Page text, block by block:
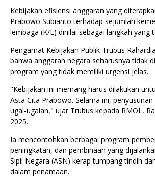
Kebijakan efisiensi anggaran yang
Prabowo Subianto terhadap sejumlah
lembaga (K/L) dinilai sebagai langkah yang
Pengamat Kebijakan Publik Trubus
bahwa anggaran negara seharusnya tidak
program yang tidak memiliki urgensi jelas.
"Kebijakan ini memang harus dilakukan
Asta Cita Prabowo. Selama ini,
ugal-ugalan," ujar Trubus kepada RMOL,
2025.
Ia mencontohkan berbagai program
peningkatan, dan pembinaan yang
Sipil Negara (ASN) kerap tumpang tindih
dalam penamaan.